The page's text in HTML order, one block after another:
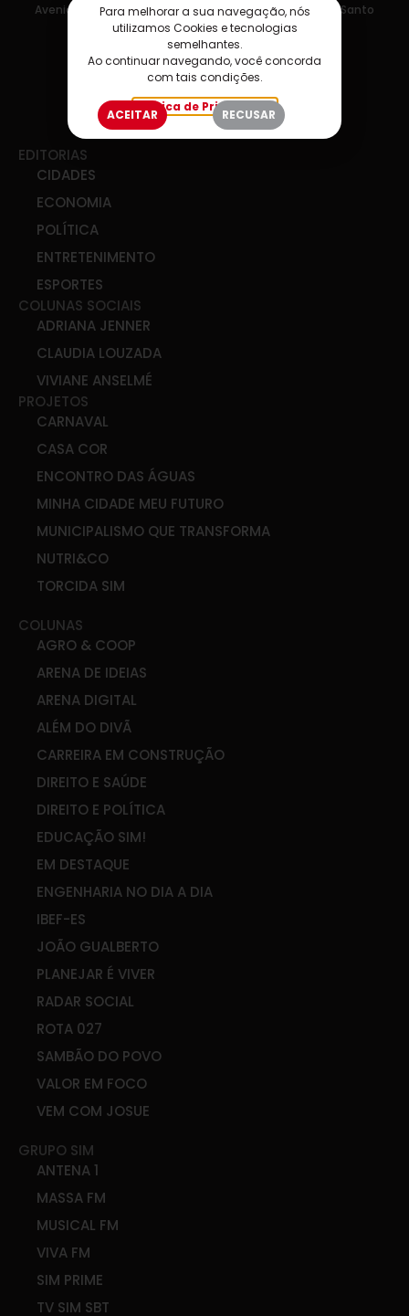
Avenida Nossa Senhora da Penha, 275, Vitória, Espírito Santo
EDITORIAS
CIDADES
ECONOMIA
POLÍTICA
ENTRETENIMENTO
ESPORTES
COLUNAS SOCIAIS
ADRIANA JENNER
CLAUDIA LOUZADA
VIVIANE ANSELMÉ
PROJETOS
CARNAVAL
CASA COR
ENCONTRO DAS ÁGUAS
MINHA CIDADE MEU FUTURO
MUNICIPALISMO QUE TRANSFORMA
NUTRI&CO
TORCIDA SIM
COLUNAS
AGRO & COOP
ARENA DE IDEIAS
ARENA DIGITAL
ALÉM DO DIVÃ
CARREIRA EM CONSTRUÇÃO
DIREITO E SAÚDE
DIREITO E POLÍTICA
EDUCAÇÃO SIM!
EM DESTAQUE
ENGENHARIA NO DIA A DIA
IBEF-ES
JOÃO GUALBERTO
PLANEJAR É VIVER
RADAR SOCIAL
ROTA 027
SAMBÃO DO POVO
VALOR EM FOCO
VEM COM JOSUE
GRUPO SIM
ANTENA 1
MASSA FM
MUSICAL FM
VIVA FM
SIM PRIME
TV SIM SBT
Para melhorar a sua navegação, nós
utilizamos Cookies e tecnologias
semelhantes.
Ao continuar navegando, você concorda
com tais condições.
Política de Privacidade
ACEITAR RECUSAR